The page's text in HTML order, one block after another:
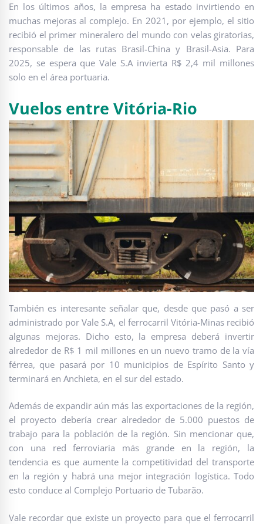
En los últimos años, la empresa ha estado invirtiendo en
muchas mejoras al complejo. En 2021, por ejemplo, el sitio
recibió el primer mineralero del mundo con velas giratorias,
responsable de las rutas Brasil-China y Brasil-Asia. Para
2025, se espera que Vale S.A invierta R$ 2,4 mil millones
solo en el área portuaria.
Vuelos entre Vitória-Rio
También es interesante señalar que, desde que pasó a ser
administrado por Vale S.A, el ferrocarril Vitória-Minas recibió
algunas mejoras. Dicho esto, la empresa deberá invertir
alrededor de R$ 1 mil millones en un nuevo tramo de la vía
férrea, que pasará por 10 municipios de Espírito Santo y
terminará en Anchieta, en el sur del estado.
Además de expandir aún más las exportaciones de la región,
el proyecto debería crear alrededor de 5.000 puestos de
trabajo para la población de la región. Sin mencionar que,
con una red ferroviaria más grande en la región, la
tendencia es que aumente la competitividad del transporte
en la región y habrá una mejor integración logística. Todo
esto conduce al Complejo Portuario de Tubarão.
Vale recordar que existe un proyecto para que el ferrocarril